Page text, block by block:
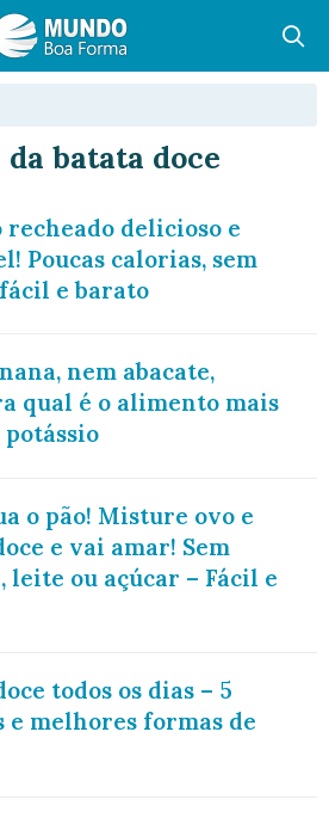
batata doce
recheado delicioso e
Poucas calorias, sem
e barato
nem abacate,
qual é o alimento mais
o pão! Misture ovo e
e vai amar! Sem
leite ou açúcar – Fácil e
todos os dias – 5
e melhores formas de